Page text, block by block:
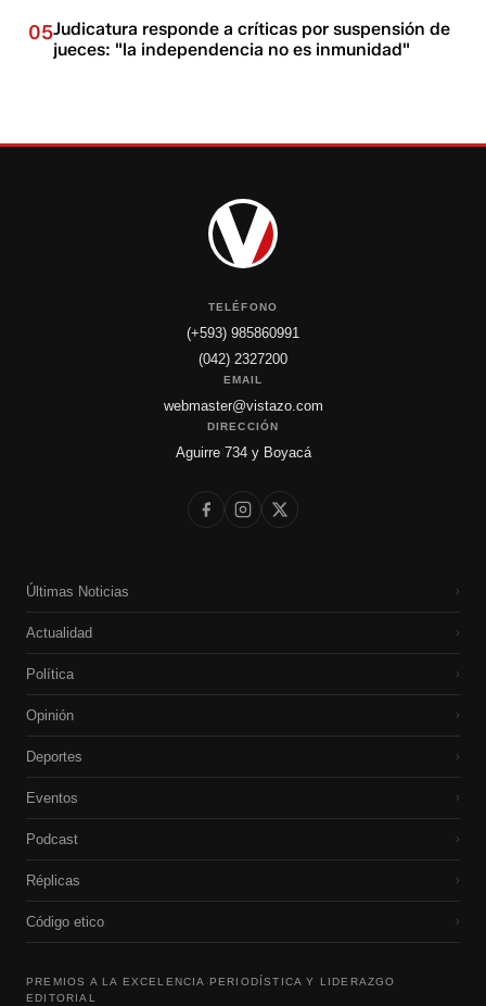
05Judicatura responde a críticas por suspensión de
jueces: "la independencia no es inmunidad"
TELÉFONO
(+593) 985860991
(042) 2327200
EMAIL
webmaster@vistazo.com
DIRECCIÓN
Aguirre 734 y Boyacá
Últimas Noticias ›
Actualidad ›
Política ›
Opinión ›
Deportes ›
Eventos ›
Podcast ›
Réplicas ›
Código etico ›
PREMIOS A LA EXCELENCIA PERIODÍSTICA Y LIDERAZGO
EDITORIAL